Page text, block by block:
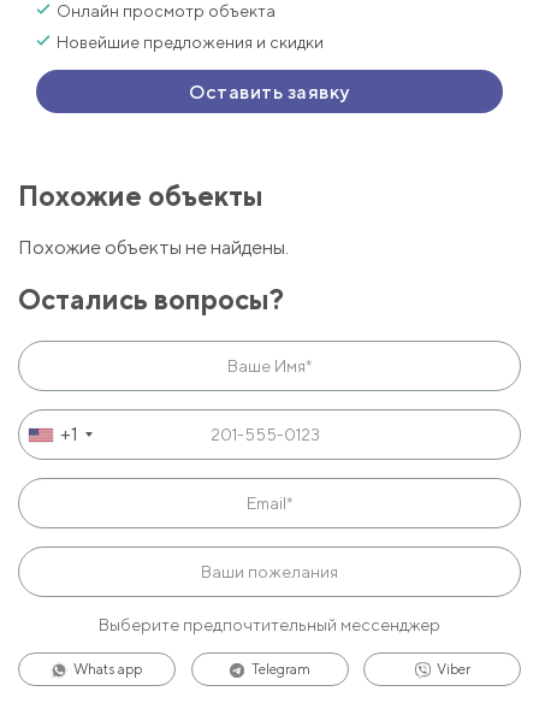
Онлайн просмотр объекта
Новейшие предложения и скидки
Оставить заявку
Похожие объекты
Похожие объекты не найдены.
Остались вопросы?
+1
Выберите предпочтительный мессенджер
Whats app Telegram Viber